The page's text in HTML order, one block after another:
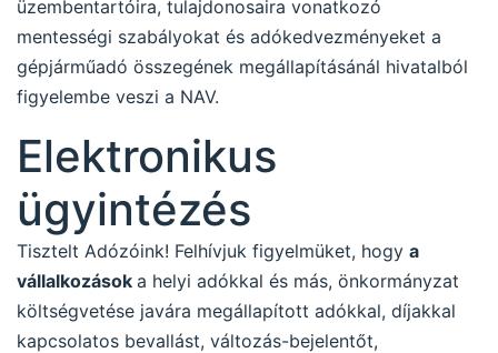
üzembentartóira, tulajdonosaira vonatkozó
mentességi szabályokat és adókedvezményeket a
gépjárműadó összegének megállapításánál hivatalból
figyelembe veszi a NAV.
Elektronikus
ügyintézés
Tisztelt Adózóink! Felhívjuk figyelmüket, hogy a
vállalkozások a helyi adókkal és más, önkormányzat
költségvetése javára megállapított adókkal, díjakkal
kapcsolatos bevallást, változás-bejelentőt,